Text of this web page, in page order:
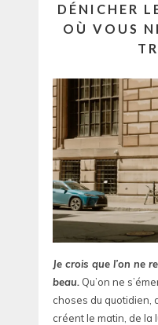
DÉNICHER
OÙ VOUS
Je crois que l’on ne
beau. Qu’on ne
choses du quotidien,
créent le matin, de la